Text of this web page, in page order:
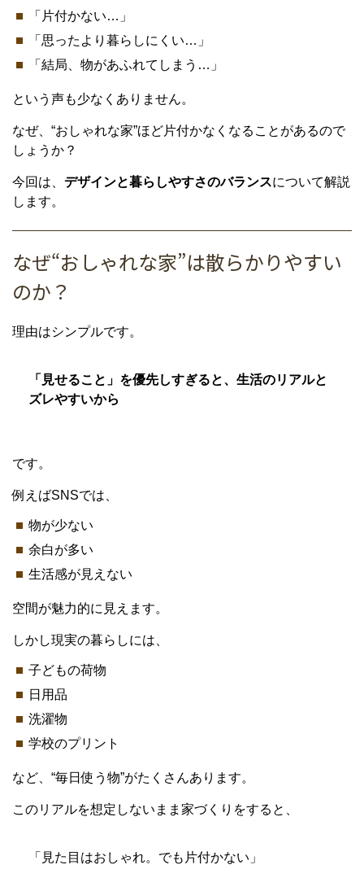
「片付かない…」
「思ったより暮らしにくい…」
「結局、物があふれてしまう…」
という声も少なくありません。
なぜ、“おしゃれな家”ほど片付かなくなることがあるので
しょうか？
今回は、 デザインと暮らしやすさのバランスについて解説
します。
なぜ“おしゃれな家”は散らかりやすい
のか？
理由はシンプルです。
「見せること」を優先しすぎると、生活のリアルと
ズレやすいから
です。
例えばSNSでは、
物が少ない
余白が多い
生活感が見えない
空間が魅力的に見えます。
しかし現実の暮らしには、
子どもの荷物
日用品
洗濯物
学校のプリント
など、“毎日使う物”がたくさんあります。
このリアルを想定しないまま家づくりをすると、
「見た目はおしゃれ。でも片付かない」